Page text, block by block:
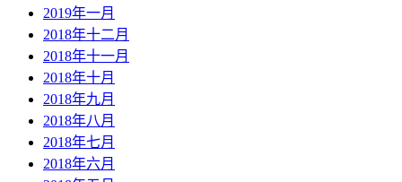
2019年一月
2018年十二月
2018年十一月
2018年十月
2018年九月
2018年八月
2018年七月
2018年六月